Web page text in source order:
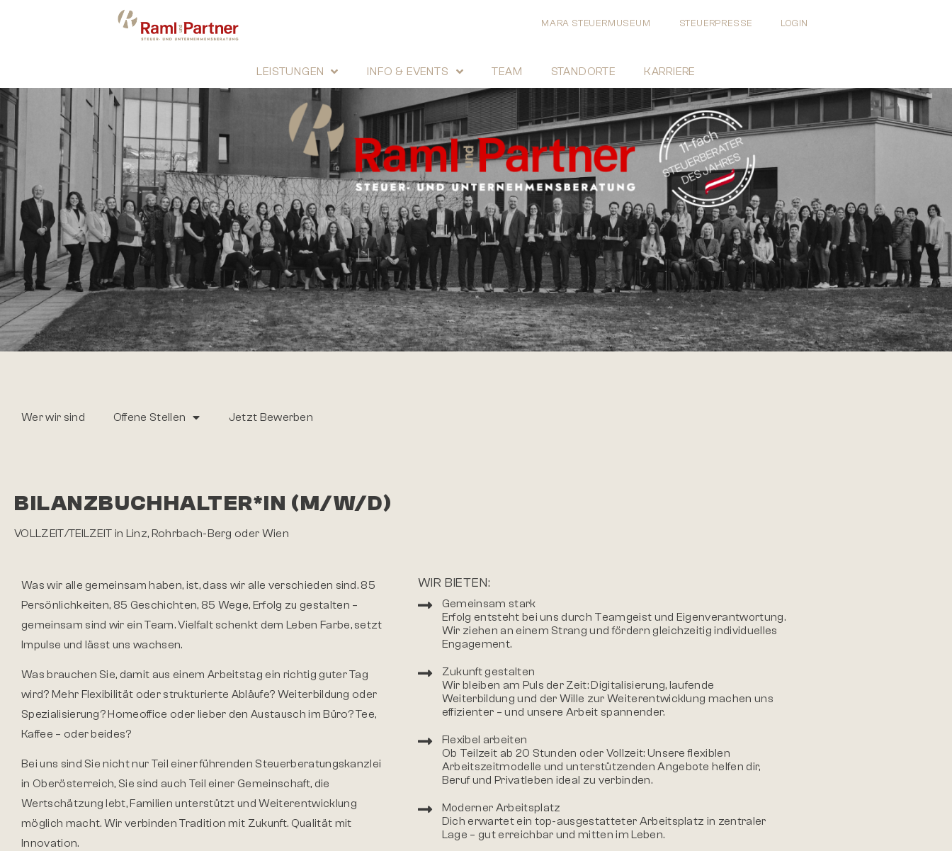
MARA STEUERMUSEUM STEUERPRESSE LOGIN
LEISTUNGEN INFO & EVENTS TEAM STANDORTE KARRIERE
Wer wir sind Offene Stellen Jetzt Bewerben
BILANZBUCHHALTER*IN (M/W/D)
VOLLZEIT/TEILZEIT in Linz, Rohrbach-Berg oder Wien
Was wir alle gemeinsam haben, ist, dass wir alle verschieden sind. 85
Persönlichkeiten, 85 Geschichten, 85 Wege, Erfolg zu gestalten –
gemeinsam sind wir ein Team. Vielfalt schenkt dem Leben Farbe, setzt
Impulse und lässt uns wachsen.
Was brauchen Sie, damit aus einem Arbeitstag ein richtig guter Tag
wird? Mehr Flexibilität oder strukturierte Abläufe? Weiterbildung oder
Spezialisierung? Homeoffice oder lieber den Austausch im Büro? Tee,
Kaffee – oder beides?
Bei uns sind Sie nicht nur Teil einer führenden Steuerberatungskanzlei
in Oberösterreich, Sie sind auch Teil einer Gemeinschaft, die
Wertschätzung lebt, Familien unterstützt und Weiterentwicklung
möglich macht. Wir verbinden Tradition mit Zukunft. Qualität mit
Innovation.
WIR BIETEN:
Gemeinsam stark
Erfolg entsteht bei uns durch Teamgeist und Eigenverantwortung.
Wir ziehen an einem Strang und fördern gleichzeitig individuelles
Engagement.
Zukunft gestalten
Wir bleiben am Puls der Zeit: Digitalisierung, laufende
Weiterbildung und der Wille zur Weiterentwicklung machen uns
effizienter – und unsere Arbeit spannender.
Flexibel arbeiten
Ob Teilzeit ab 20 Stunden oder Vollzeit: Unsere flexiblen
Arbeitszeitmodelle und unterstützenden Angebote helfen dir,
Beruf und Privatleben ideal zu verbinden.
Moderner Arbeitsplatz
Dich erwartet ein top-ausgestatteter Arbeitsplatz in zentraler
Lage – gut erreichbar und mitten im Leben.